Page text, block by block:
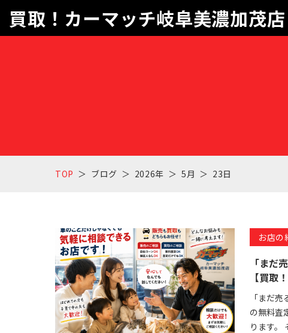
買取！カーマッチ岐阜美濃加茂店
TOP ブログ 2026年 5月 23日
お店の
「まだ
【買取
「まだ
の無料査
ります。